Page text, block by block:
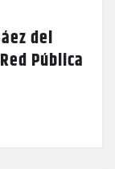
del
Pública